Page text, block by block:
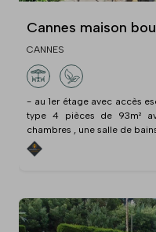
Cannes maison
CANNES
- au 1er étage avec accès
type 4 pièces de 93m²
chambres , une salle de